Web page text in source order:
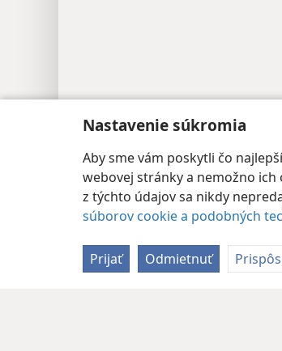
Nastavenie súkromia
Aby sme vám poskytli čo
webovej stránky a nemožno
z týchto údajov sa nikdy
súborov cookie a podobných
Prijať Odmietnuť